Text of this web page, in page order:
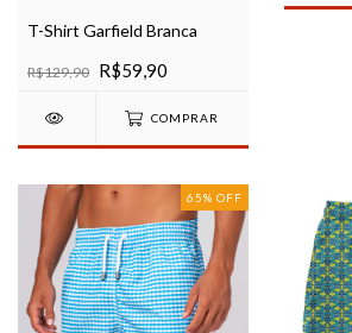
T-Shirt Garfield Branca
R$129,90 R$59,90
COMPRAR
65% OFF